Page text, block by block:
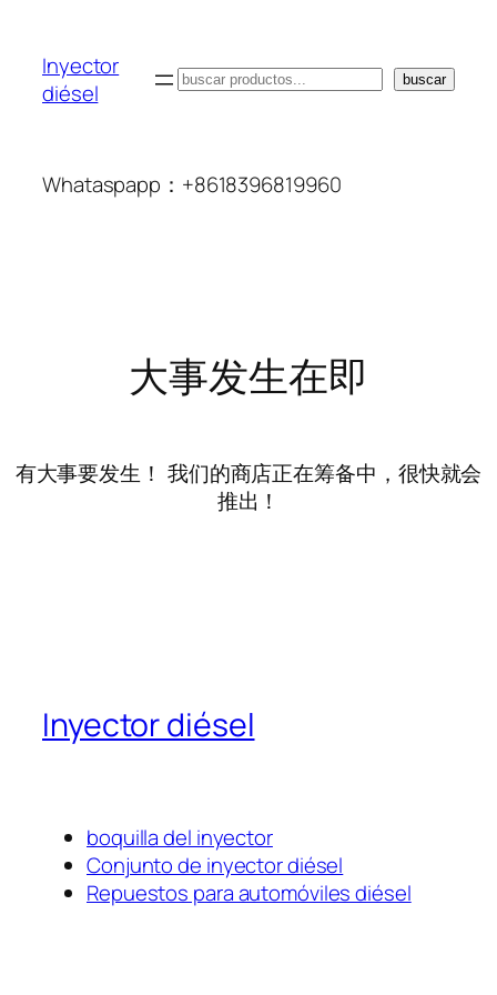
Inyector
diésel
搜
buscar
Whataspapp：+8618396819960
大事发生在即
有大事要发生！ 我们的商店正在筹备中，很快就会
推出！
Inyector diésel
boquilla del inyector
Conjunto de inyector diésel
Repuestos para automóviles diésel